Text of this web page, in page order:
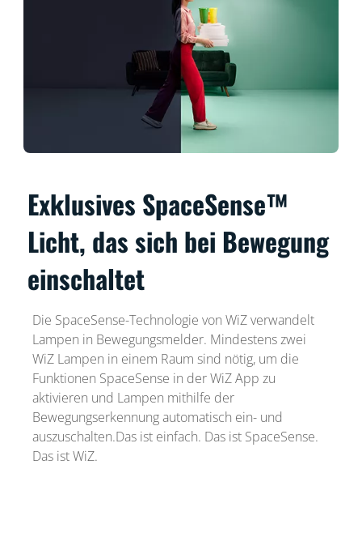
Exklusives SpaceSense™
Licht, das sich bei Bewegung
einschaltet
Die SpaceSense-Technologie von WiZ verwandelt
Lampen in Bewegungsmelder. Mindestens zwei
WiZ Lampen in einem Raum sind nötig, um die
Funktionen SpaceSense in der WiZ App zu
aktivieren und Lampen mithilfe der
Bewegungserkennung automatisch ein- und
auszuschalten.Das ist einfach. Das ist SpaceSense.
Das ist WiZ.